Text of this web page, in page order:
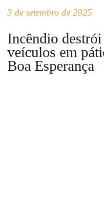
3 de setembro de 2025
Incêndio
veículos em
Boa Esperança